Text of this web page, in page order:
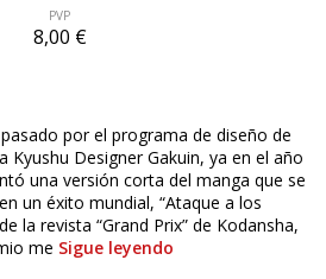
PVP
8,00 €
por el programa de diseño de
Kyushu Designer Gakuin, ya en el año
una versión corta del manga que se
un éxito mundial, “Ataque a los
la revista “Grand Prix” de Kodansha,
me Sigue leyendo
NÚMERO PUBLICADO